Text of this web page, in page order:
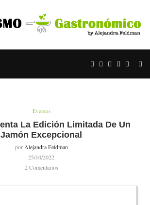
Eventos
La Edición Limitada De Un
Jamón Excepcional
por Alejandra Feldman
25/10/2022
2 Comentarios